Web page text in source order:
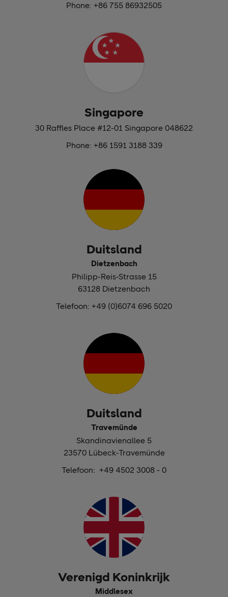
Phone: +86 755 86932505
Singapore
30 Raffles Place #12-01 Singapore 048622
Phone: +86 1591 3188 339
Duitsland
Dietzenbach
Philipp-Reis-Strasse 15
63128 Dietzenbach
Telefoon: +49 (0)6074 696 5020
Duitsland
Travemünde
Skandinavienallee 5
23570 Lübeck-Travemünde
Telefoon: +49 4502 3008 - 0
Verenigd Koninkrijk
Middlesex